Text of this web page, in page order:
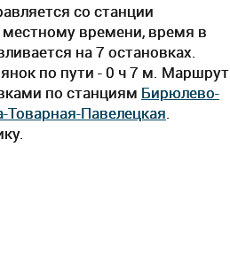
со станции
времени, время в
на 7 остановках.
по пути - 0 ч 7 м. Маршрут
по станциям Бирюлево-
Товарная-Павелецкая.